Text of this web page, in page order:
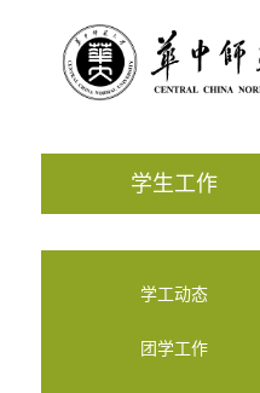
学生工作
学工动态
团学工作